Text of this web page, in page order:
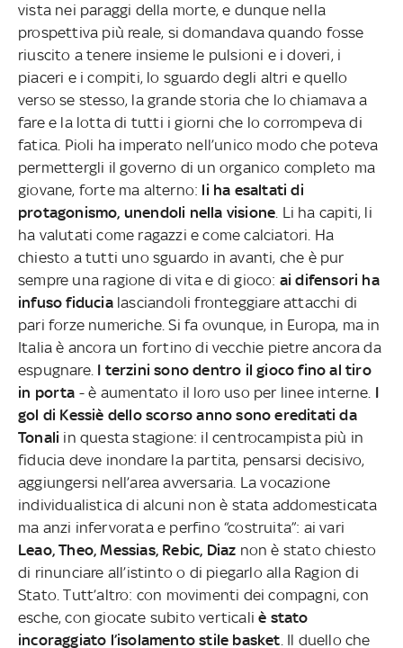
vista nei paraggi della morte, e dunque nella
prospettiva più reale, si domandava quando fosse
riuscito a tenere insieme le pulsioni e i doveri, i
piaceri e i compiti, lo sguardo degli altri e quello
verso se stesso, la grande storia che lo chiamava a
fare e la lotta di tutti i giorni che lo corrompeva di
fatica. Pioli ha imperato nell’unico modo che poteva
permettergli il governo di un organico completo ma
giovane, forte ma alterno: li ha esaltati di
protagonismo, unendoli nella visione. Li ha capiti, li
ha valutati come ragazzi e come calciatori. Ha
chiesto a tutti uno sguardo in avanti, che è pur
sempre una ragione di vita e di gioco: ai difensori ha
infuso fiducialasciandoli fronteggiare attacchi di
pari forze numeriche. Si fa ovunque, in Europa, ma in
Italia è ancora un fortino di vecchie pietre ancora da
espugnare. I terzini sono dentro il gioco fino al tiro
in porta - è aumentato il loro uso per linee interne. I
gol di Kessiè dello scorso anno sono ereditati da
Tonali in questa stagione: il centrocampista più in
fiducia deve inondare la partita, pensarsi decisivo,
aggiungersi nell’area avversaria. La vocazione
individualistica di alcuni non è stata addomesticata
ma anzi infervorata e perfino “costruita”: ai vari
Leao, Theo, Messias, Rebic, Diaz non è stato chiesto
di rinunciare all’istinto o di piegarlo alla Ragion di
Stato. Tutt’altro: con movimenti dei compagni, con
esche, con giocate subito verticaliè stato
incoraggiato l’isolamento stile basket. Il duello che